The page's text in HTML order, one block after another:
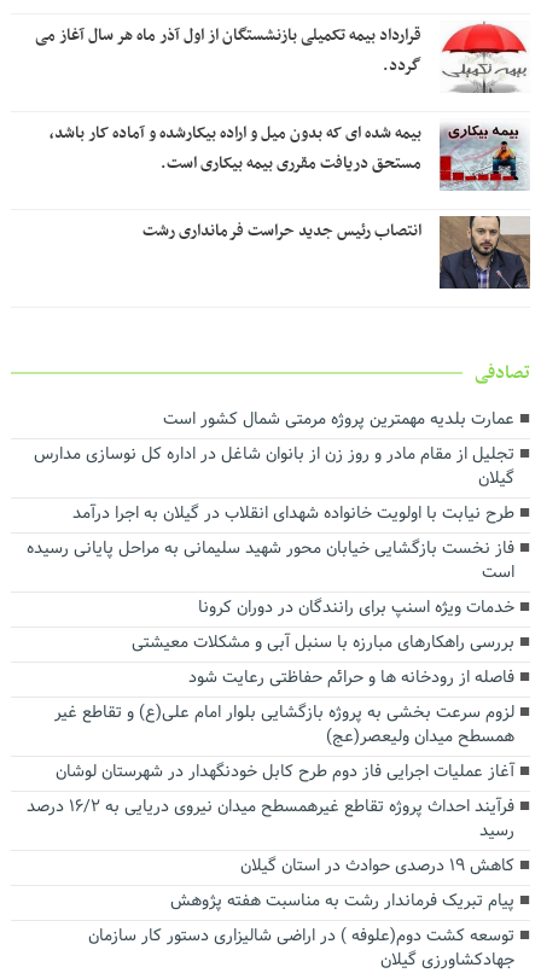
قرارداد بیمه تکمیلی بازنشستگان از اول آذر ماه هر سال آغاز می
گردد.
بیمه شده ای که بدون میل و اراده بیکارشده و آماده کار باشد،
مستحق دریافت مقرری بیمه بیکاری است.
انتصاب رئیس جدید حراست فرمانداری رشت
تصادفی
عمارت بلدیه مهمترین پروژه مرمتی شمال کشور است
تجلیل از مقام مادر و روز زن از بانوان شاغل در اداره کل نوسازی مدارس
گیلان
طرح نیابت با اولویت خانواده شهدای انقلاب در گیلان به اجرا درآمد
فاز نخست بازگشایی خیابان محور شهید سلیمانی به مراحل پایانی رسیده
است
خدمات ویژه اسنپ برای رانندگان در دوران کرونا
بررسی راهکارهای مبارزه با سنبل آبی و مشکلات معیشتی
فاصله از رودخانه ها و حرائم حفاظتی رعایت شود
لزوم سرعت بخشی به پروژه بازگشایی بلوار امام علی(ع) و تقاطع غیر
همسطح میدان ولیعصر(عج)
آغاز عملیات اجرایی فاز دوم طرح کابل خودنگهدار در شهرستان لوشان
فرآیند احداث پروژه تقاطع غیرهمسطح میدان نیروی دریایی به ۱۶/۲ درصد
رسید
کاهش ۱۹ درصدی حوادث در استان گیلان
پیام تبریک فرماندار رشت به مناسبت هفته پژوهش
توسعه کشت دوم(علوفه ) در اراضی شالیزاری دستور کار سازمان
جهادکشاورزی گیلان